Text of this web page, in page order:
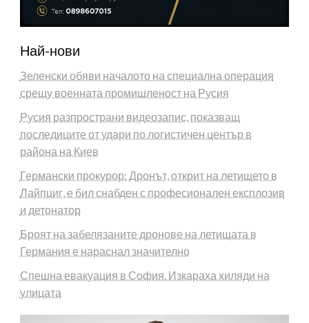
Най-нови
Зеленски обяви началото на специална операция
срещу военната промишленост на Русия
Русия разпространи видеозапис, показващ
последиците от удари по логистичен център в
района на Киев
Германски прокурор: Дронът, открит на летището в
Лайпциг, е бил снабден с професионален експлозив
и детонатор
Броят на забелязаните дронове на летищата в
Германия е нараснал значително
Спешна евакуация в София. Изкараха хиляди на
улицата